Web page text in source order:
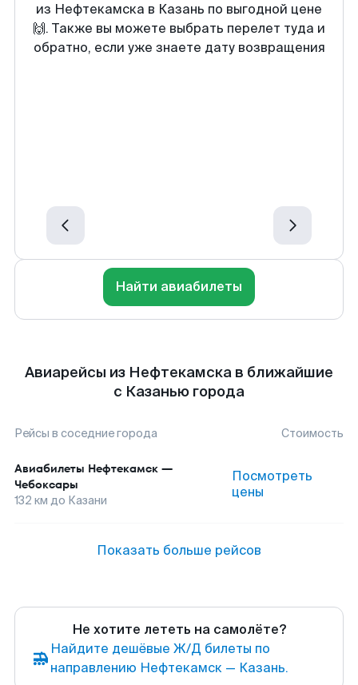
из Нефтекамска в Казань по выгодной цене
🙌. Также вы можете выбрать перелет туда и
обратно, если уже знаете дату возвращения
Найти авиабилеты
Авиарейсы из Нефтекамска в ближайшие
с Казанью города
Рейсы в соседние города Стоимость
Авиабилеты Нефтекамск —
Чебоксары
132 км до Казани
Посмотреть
цены
Показать больше рейсов
Не хотите лететь на самолёте?
Найдите дешёвые Ж/Д билеты по
направлению Нефтекамск — Казань.